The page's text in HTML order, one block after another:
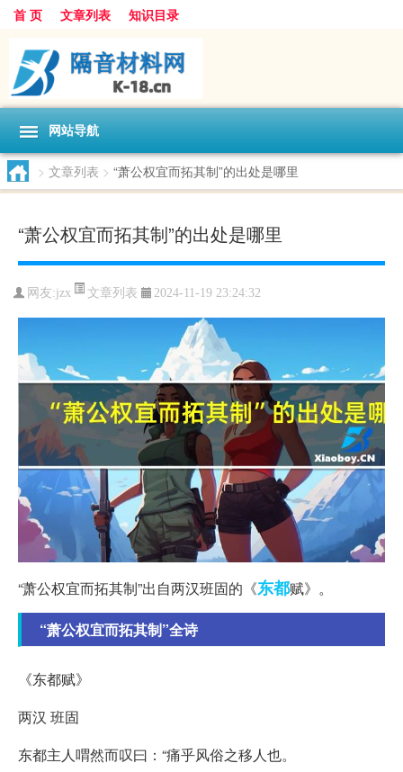
首 页 文章列表 知识目录
网站导航
> 文章列表 > “萧公权宜而拓其制”的出处是哪里
“萧公权宜而拓其制”的出处是哪里
网友:jzx 文章列表 2024-11-19 23:24:32
“萧公权宜而拓其制”出自两汉班固的《东都赋》。
“萧公权宜而拓其制”全诗
《东都赋》
两汉 班固
东都主人喟然而叹曰：“痛乎风俗之移人也。